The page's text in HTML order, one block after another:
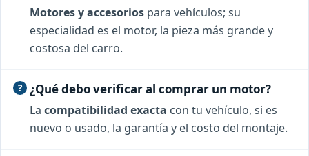
Motores y accesorios para vehículos; su
especialidad es el motor, la pieza más grande y
costosa del carro.
¿Qué debo verificar al comprar un motor?
La compatibilidad exacta con tu vehículo, si es
nuevo o usado, la garantía y el costo del montaje.